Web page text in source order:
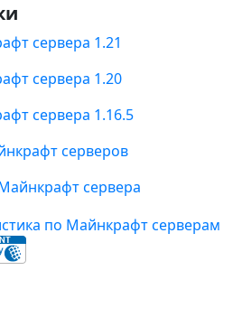
сервера 1.21
сервера 1.20
сервера 1.16.5
серверов
сервера